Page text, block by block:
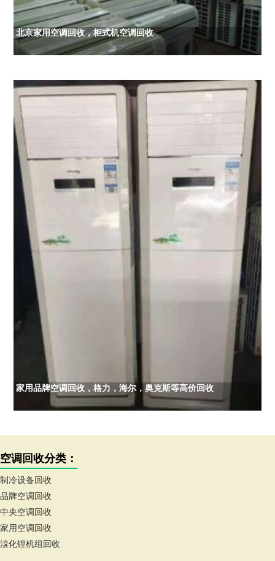
北京家用空调回收，柜式机空调回收
家用品牌空调回收，格力，海尔，奥克斯等高价回收
空调回收分类：
制冷设备回收
品牌空调回收
中央空调回收
家用空调回收
溴化锂机组回收